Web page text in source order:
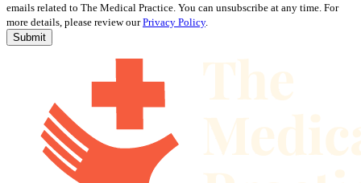
emails related to The Medical Practice. You can unsubscribe at any time. For
more details, please review ourPrivacy Policy.